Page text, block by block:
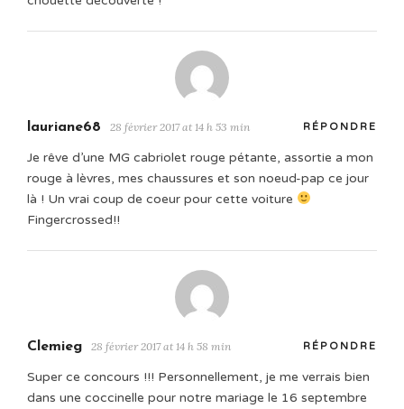
lauriane68 28 février 2017 at 14 h 53 min RÉPONDRE
Je rêve d’une MG cabriolet rouge pétante, assortie a mon
rouge à lèvres, mes chaussures et son noeud-pap ce jour
là ! Un vrai coup de coeur pour cette voiture
Fingercrossed!!
Clemieg 28 février 2017 at 14 h 58 min RÉPONDRE
Super ce concours !!! Personnellement, je me verrais bien
dans une coccinelle pour notre mariage le 16 septembre